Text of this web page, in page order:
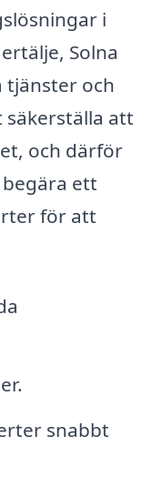
i
Solna
tjänster och
säkerställa att
och därför
ett
för att
snabbt